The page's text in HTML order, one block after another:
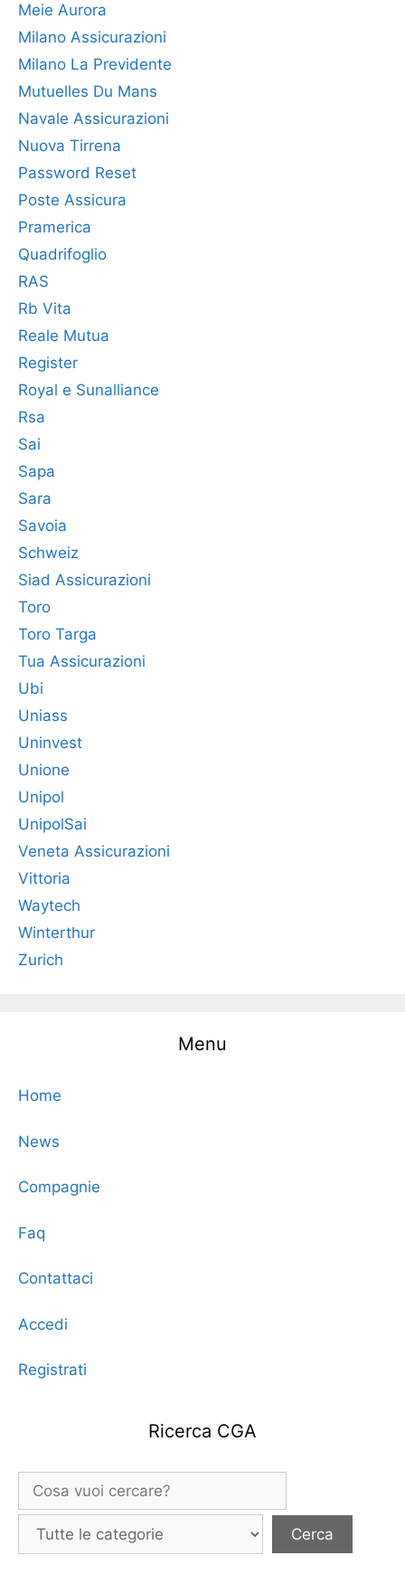
Meie Aurora
Milano Assicurazioni
Milano La Previdente
Mutuelles Du Mans
Navale Assicurazioni
Nuova Tirrena
Password Reset
Poste Assicura
Pramerica
Quadrifoglio
RAS
Rb Vita
Reale Mutua
Register
Royal e Sunalliance
Rsa
Sai
Sapa
Sara
Savoia
Schweiz
Siad Assicurazioni
Toro
Toro Targa
Tua Assicurazioni
Ubi
Uniass
Uninvest
Unione
Unipol
UnipolSai
Veneta Assicurazioni
Vittoria
Waytech
Winterthur
Zurich
Menu
Home
News
Compagnie
Faq
Contattaci
Accedi
Registrati
Ricerca CGA